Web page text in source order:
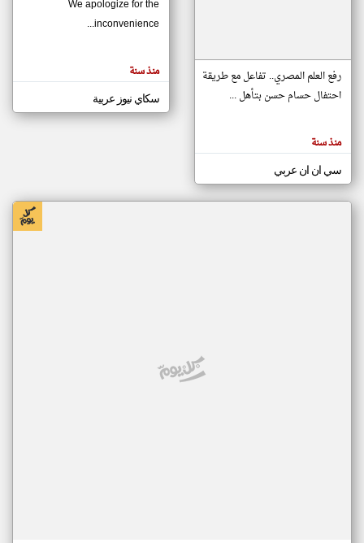
مصادر الأخبار من موريتانيا
اخبار موريتانيا على مدار الساعة
أهم اخبار موريتانيا العاجلة والمباشرة
المقالات
الموجوده
هنا عن
رفع العلم المصري.. تفاعل مع طريقة
احتفال حسام حسن بتأهل ...
منذ سنة
سي ان ان عربي
We apologize for the
inconvenience...
منذ سنة
سكاي نيوز عربية
klyoum.com